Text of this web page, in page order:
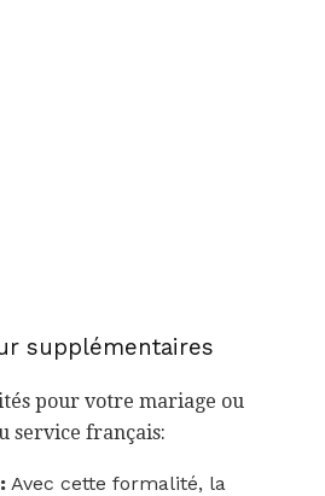
supplémentaires
pour votre mariage ou
service français:
Avec cette formalité, la